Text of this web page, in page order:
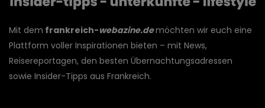
Mit dem frankreich-webazine.demöchten wir euch eine
Plattform voller Inspirationen bieten – mit News,
Reisereportagen, den besten Übernachtungsadressen
sowie Insider-Tipps aus Frankreich.